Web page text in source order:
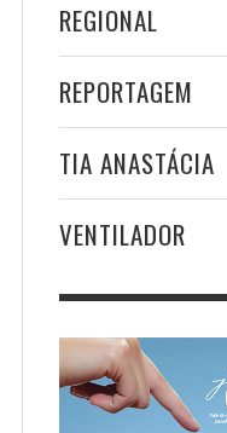
REGIONAL
REPORTAGEM
TIA ANASTÁCIA
VENTILADOR